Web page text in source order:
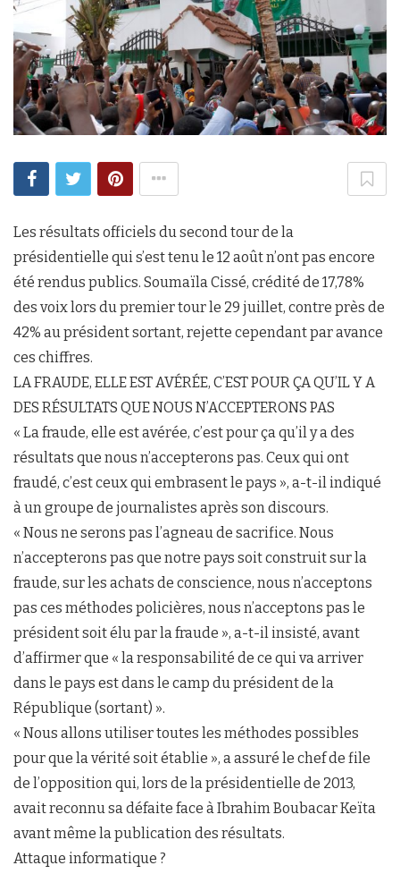
Les résultats officiels du second tour de la
présidentielle qui s’est tenu le 12 août n’ont pas encore
été rendus publics. Soumaïla Cissé, crédité de 17,78%
des voix lors du premier tour le 29 juillet, contre près de
42% au président sortant, rejette cependant par avance
ces chiffres.
LA FRAUDE, ELLE EST AVÉRÉE, C’EST POUR ÇA QU’IL Y A
DES RÉSULTATS QUE NOUS N’ACCEPTERONS PAS
« La fraude, elle est avérée, c’est pour ça qu’il y a des
résultats que nous n’accepterons pas. Ceux qui ont
fraudé, c’est ceux qui embrasent le pays », a-t-il indiqué
à un groupe de journalistes après son discours.
« Nous ne serons pas l’agneau de sacrifice. Nous
n’accepterons pas que notre pays soit construit sur la
fraude, sur les achats de conscience, nous n’acceptons
pas ces méthodes policières, nous n’acceptons pas le
président soit élu par la fraude », a-t-il insisté, avant
d’affirmer que « la responsabilité de ce qui va arriver
dans le pays est dans le camp du président de la
République (sortant) ».
« Nous allons utiliser toutes les méthodes possibles
pour que la vérité soit établie », a assuré le chef de file
de l’opposition qui, lors de la présidentielle de 2013,
avait reconnu sa défaite face à Ibrahim Boubacar Keïta
avant même la publication des résultats.
Attaque informatique ?